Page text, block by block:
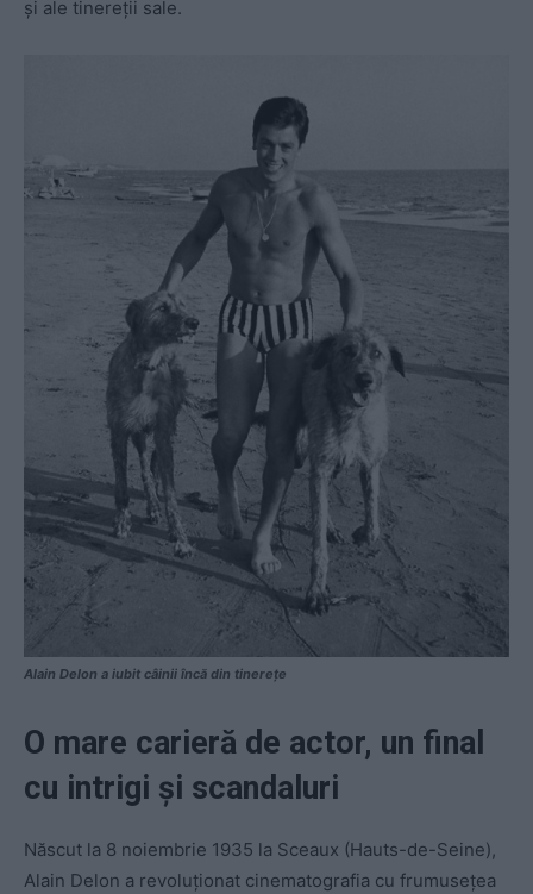
şi ale tinereţii sale.
Alain Delon a iubit câinii încă din tinerețe
O mare carieră de actor, un final
cu intrigi și scandaluri
Născut la 8 noiembrie 1935 la Sceaux (Hauts-de-Seine),
Alain Delon a revoluţionat cinematografia cu frumuseţea